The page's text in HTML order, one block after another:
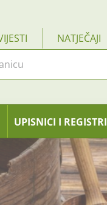
NATJEČAJI
UPISNICI I REGISTRI